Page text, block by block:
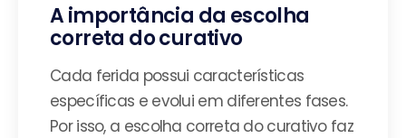
A importância da escolha
correta do curativo
Cada ferida possui características
específicas e evolui em diferentes fases.
Por isso, a escolha correta do curativo faz